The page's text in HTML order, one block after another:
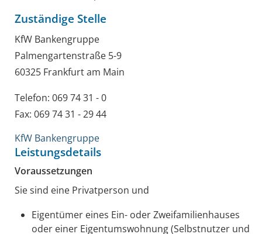
Zuständige Stelle
KfW Bankengruppe
Palmengartenstraße 5-9
60325 Frankfurt am Main
Telefon: 069 74 31 - 0
Fax: 069 74 31 - 29 44
KfW Bankengruppe
Leistungsdetails
Voraussetzungen
Sie sind eine Privatperson und
Eigentümer eines Ein- oder Zweifamilienhauses
oder einer Eigentumswohnung (Selbstnutzer und